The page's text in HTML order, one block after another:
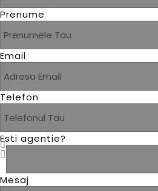
Prenume
Email
Telefon
Esti agentie?
Mesaj